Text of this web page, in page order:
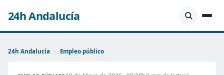
24h Andalucía
24h Andalucía › Empleo público